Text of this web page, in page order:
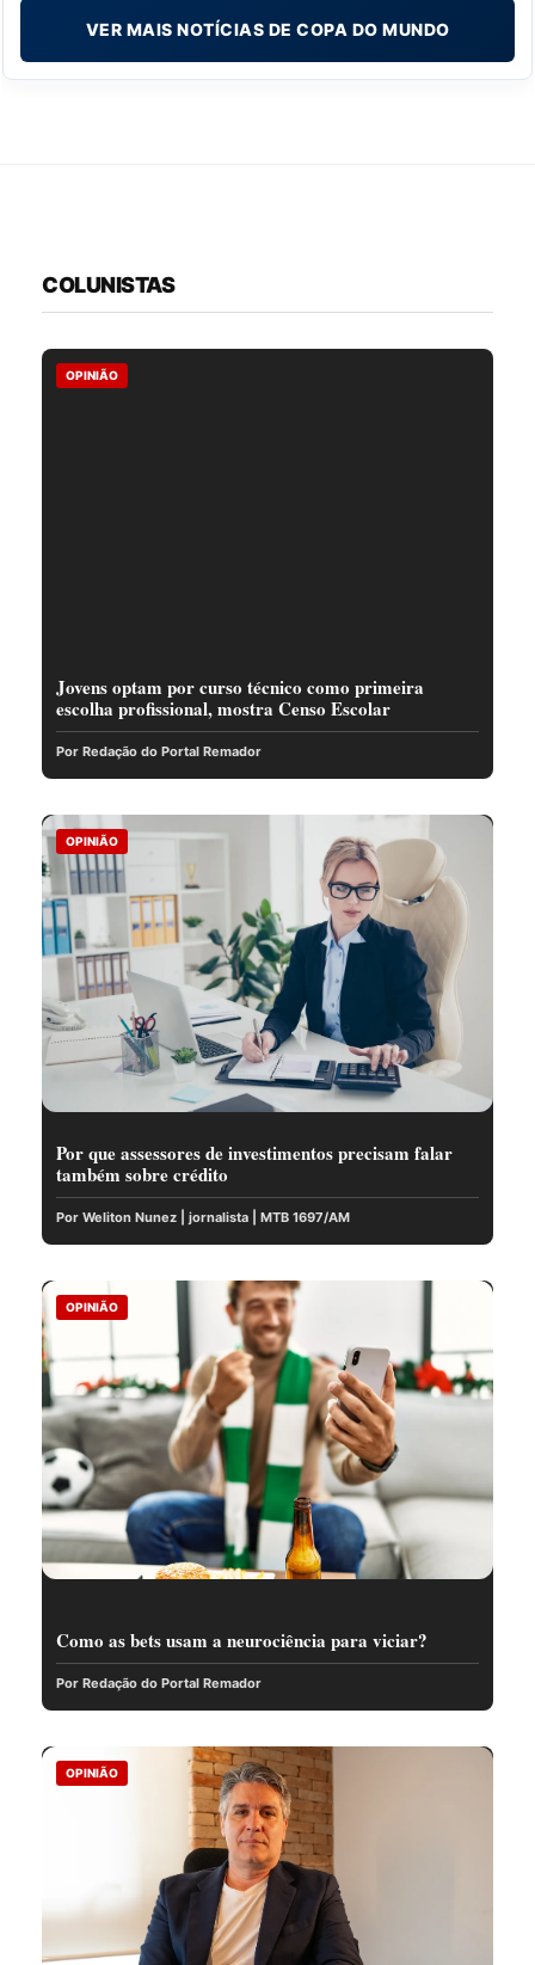
VER MAIS NOTÍCIAS DE COPA DO MUNDO
COLUNISTAS
OPINIÃO
Jovens optam por curso técnico como primeira
escolha profissional, mostra Censo Escolar
Por Redação do Portal Remador
OPINIÃO
Por que assessores de investimentos precisam falar
também sobre crédito
Por Weliton Nunez | jornalista | MTB 1697/AM
OPINIÃO
Como as bets usam a neurociência para viciar?
Por Redação do Portal Remador
OPINIÃO